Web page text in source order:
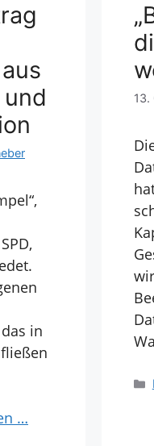
in
…
13.